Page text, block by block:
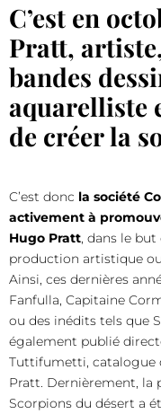
C’est en
Pratt,
bandes
aquarelliste
de créer la
C’est donc la société
activement à
Hugo Pratt, dans le
production artistique
Ainsi, ces dernières
Fanfulla, Capitaine
ou des inédits tels que
également publié
Tuttifumetti, catalogue
Pratt. Dernièrement, la
Scorpions du désert a